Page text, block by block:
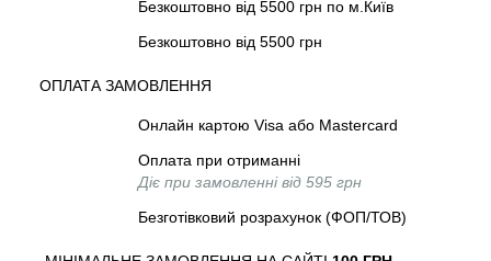
Безкоштовно від 5500 грн по м.Київ
Безкоштовно від 5500 грн
ОПЛАТА ЗАМОВЛЕННЯ
Онлайн картою Visa або Mastercard
Оплата при отриманні
Діє при замовленні від 595 грн
Безготівковий розрахунок (ФОП/ТОВ)